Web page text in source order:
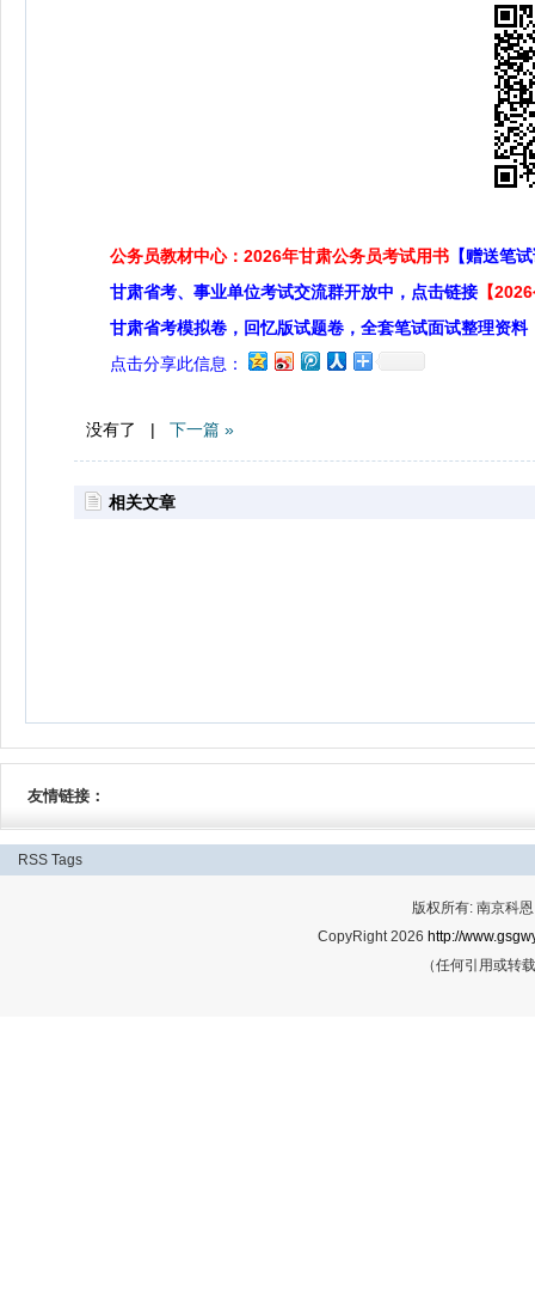
公务员教材中心：2026年甘肃公务员考试用书 【赠送笔
甘肃省考、事业单位考试交流群开放中，点击链接 【
甘肃省考模拟卷，回忆版试题卷，全套笔试面试整理资料
点击分享此信息：
没有了 | 下一篇 »
相关文章
友情链接：
RSS Tags
版权所有: 南京科
CopyRight 2026 http://
（任何引用或转